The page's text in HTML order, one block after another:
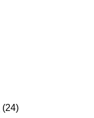
(24)